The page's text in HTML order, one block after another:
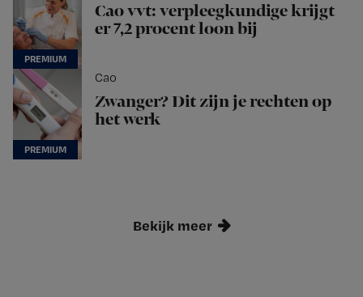
Cao vvt: verpleegkundige krijgt
er 7,2 procent loon bij
Cao
Zwanger? Dit zijn je rechten op
het werk
Bekijk meer